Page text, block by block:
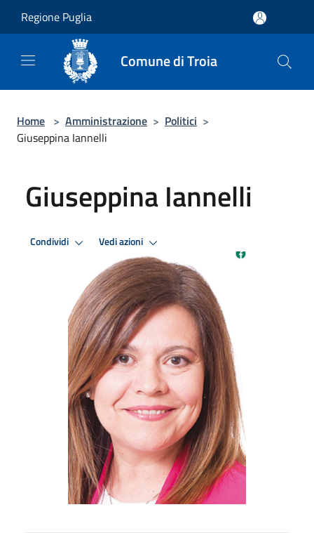
Regione Puglia
Comune di Troia
Home > Amministrazione > Politici >
Giuseppina Iannelli
Giuseppina Iannelli
Condividi Vedi azioni